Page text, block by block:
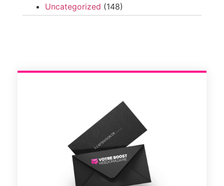
Uncategorized (148)